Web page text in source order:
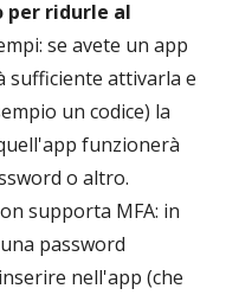
per ridurle al
se avete un app
sufficiente attivarla e
un codice) la
funzionerà
o altro.
supporta MFA: in
password
nell'app (che